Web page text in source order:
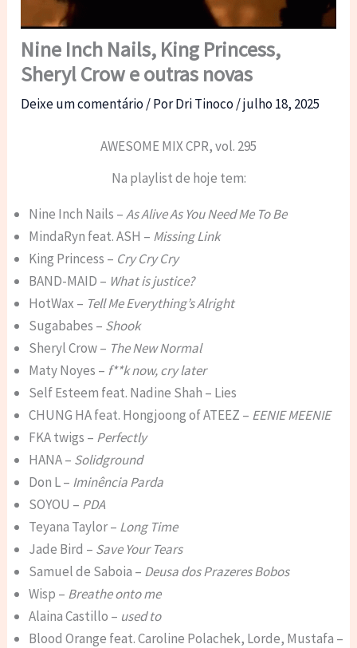
Nine Inch Nails, King Princess,
Sheryl Crow e outras novas
Deixe um comentário/ PorDri Tinoco/julho 18, 2025
AWESOME MIX CPR, vol. 295
Na playlist de hoje tem:
Nine Inch Nails –As Alive As You Need Me To Be
MindaRyn feat. ASH – Missing Link
King Princess – Cry Cry Cry
BAND-MAID – What is justice?
HotWax – Tell Me Everything’s Alright
Sugababes – Shook
Sheryl Crow – The New Normal
Maty Noyes – f**k now, cry later
Self Esteem feat. Nadine Shah – Lies
CHUNG HA feat. Hongjoong of ATEEZ – EENIE MEENIE
FKA twigs – Perfectly
HANA – Solidground
Don L – Iminência Parda
SOYOU – PDA
Teyana Taylor – Long Time
Jade Bird – Save Your Tears
Samuel de Saboia – Deusa dos Prazeres Bobos
Wisp – Breathe onto me
Alaina Castillo – used to
Blood Orange feat. Caroline Polachek, Lorde, Mustafa –